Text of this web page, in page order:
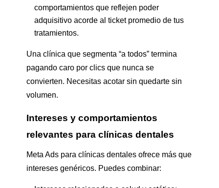
comportamientos que reflejen poder
adquisitivo acorde al ticket promedio de tus
tratamientos.
Una clínica que segmenta “a todos” termina
pagando caro por clics que nunca se
convierten. Necesitas acotar sin quedarte sin
volumen.
Intereses y comportamientos
relevantes para clínicas dentales
Meta Ads para clínicas dentales ofrece más que
intereses genéricos. Puedes combinar: